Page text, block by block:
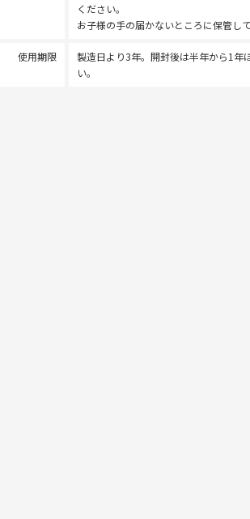
ください。
お子様の手の届かないところに保管して
使用期限
製造日より3年。開封後は半年から1年
い。